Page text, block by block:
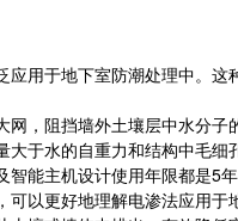
用于地下室防潮处理中。
，阻挡墙外土壤层中水分子
于水的自重力和结构中毛细
能主机设计使用年限都是5
以更好地理解电渗法应用于